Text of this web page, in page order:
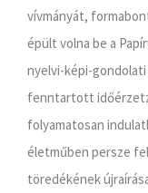
vívmányát,
épült volna be a
nyelvi-képi-
fenntartott
folyamatosan
életműben persze
töredékének